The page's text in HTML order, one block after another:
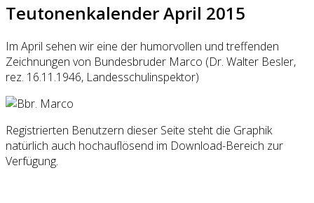
Teutonenkalender April 2015
Im April sehen wir eine der humorvollen und treffenden
Zeichnungen von Bundesbruder Marco (Dr. Walter Besler,
rez. 16.11.1946, Landesschulinspektor)
Registrierten Benutzern dieser Seite steht die Graphik
natürlich auch hochauflösend im Download-Bereich zur
Verfügung.